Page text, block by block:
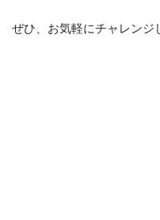
ぜひ、お気軽にチャレンジ